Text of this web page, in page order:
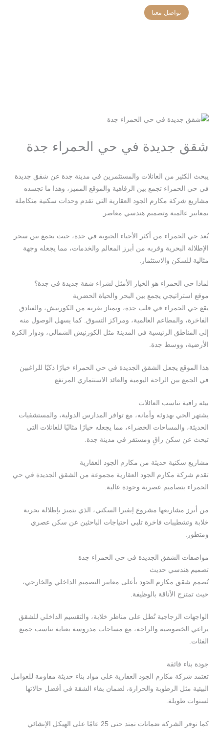
تواصل معنا
شقق جديدة في حي الحمراء جدة
يبحث الكثير من العائلات والمستثمرين في مدينة جدة عن شقق جديدة
في حي الحمراء تجمع بين الرفاهية والموقع المميز، وهذا ما تجسده
مشاريع شركة مكارم الجود العقارية التي تقدم وحدات سكنية متكاملة
بمعايير عالمية وتصميم هندسي معاصر.
يُعد حي الحمراء من أكثر الأحياء الحيوية في جدة، حيث يجمع بين سحر
الإطلالة البحرية وقربه من أبرز المعالم والخدمات، مما يجعله وجهة
مثالية للسكن والاستثمار.
لماذا حي الحمراء هو الخيار الأمثل لشراء شقة جديدة في جدة؟
موقع استراتيجي يجمع بين البحر والحياة الحضرية
يقع حي الحمراء في قلب جدة، ويمتاز بقربه من الكورنيش، والفنادق
الفاخرة، والمطاعم العالمية، ومراكز التسوق. كما يسهل الوصول منه
إلى المناطق الرئيسية في المدينة مثل الكورنيش الشمالي، ودوار الكرة
الأرضية، ووسط جدة.
هذا الموقع يجعل الشقق الجديدة في حي الحمراء خيارًا ذكيًا للراغبين
في الجمع بين الراحة اليومية والعائد الاستثماري المرتفع
بيئة راقية تناسب العائلات
يشتهر الحي بهدوئه وأمانه، مع توافر المدارس الدولية، والمستشفيات
الحديثة، والمساحات الخضراء، مما يجعله خيارًا مثاليًا للعائلات التي
تبحث عن سكن راقٍ ومستقر في مدينة جدة.
مشاريع سكنية حديثة من مكارم الجود العقارية
تقدم شركة مكارم الجود العقارية مجموعة من الشقق الجديدة في حي
الحمراء بتصاميم عصرية وجودة عالية.
من أبرز مشاريعها مشروع إيفيرا السكني، الذي يتميز بإطلالة بحرية
خلابة وتشطيبات فاخرة تلبي احتياجات الباحثين عن سكن عصري
ومتطور.
مواصفات الشقق الجديدة في حي الحمراء جدة
تصميم هندسي حديث
تُصمم شقق مكارم الجود بأعلى معايير التصميم الداخلي والخارجي،
حيث تمتزج الأناقة بالوظيفة.
الواجهات الزجاجية تُطل على مناظر خلابة، والتقسيم الداخلي للشقق
يراعي الخصوصية والراحة، مع مساحات مدروسة بعناية تناسب جميع
الفئات.
جودة بناء فائقة
تعتمد شركة مكارم الجود العقارية على مواد بناء حديثة مقاومة للعوامل
البيئية مثل الرطوبة والحرارة، لضمان بقاء الشقة في أفضل حالاتها
لسنوات طويلة.
كما توفر الشركة ضمانات تمتد حتى 25 عامًا على الهيكل الإنشائي